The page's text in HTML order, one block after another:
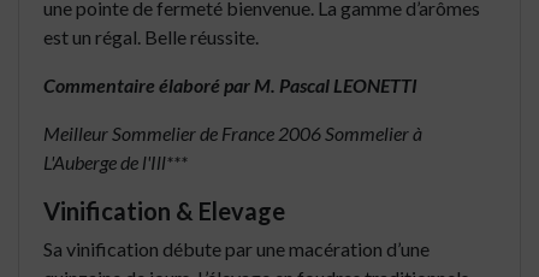
une pointe de fermeté bienvenue. La gamme d’arômes
est un régal. Belle réussite.
Commentaire élaboré par M. Pascal LEONETTI
Meilleur Sommelier de France 2006Sommelier à
L'Auberge de l'Ill***
Vinification & Elevage
Sa vinification débute par une macération d’une